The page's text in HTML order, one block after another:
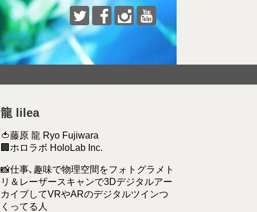
龍 lilea
🍅藤原 龍 Ryo Fujiwara
🏢ホロラボ HoloLab Inc.
📸仕事､趣味で物理空間をフォトグラメト
リ＆レーザースキャンで3Dデジタルアー
カイブしてVRやARのデジタルツインつ
くってる人